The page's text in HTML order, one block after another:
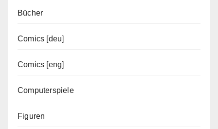
Bücher
Comics [deu]
Comics [eng]
Computerspiele
Figuren